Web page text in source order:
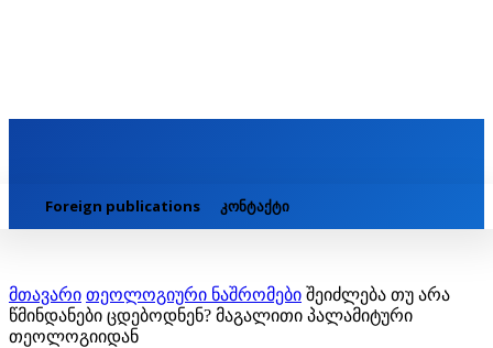
Foreign publications კონტაქტი
მთავარი თეოლოგიური ნაშრომები შეიძლება თუ არა
წმინდანები ცდებოდნენ? მაგალითი პალამიტური
თეოლოგიიდან